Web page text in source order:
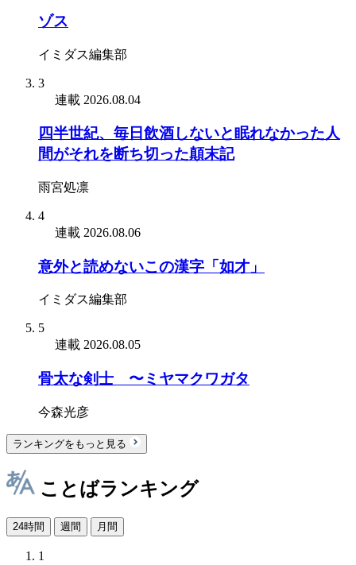
ゾス
イミダス編集部
3
連載 2026.08.04
四半世紀、毎日飲酒しないと眠れなかった人
間がそれを断ち切った顛末記
雨宮処凛
4
連載 2026.08.06
意外と読めないこの漢字「如才」
イミダス編集部
5
連載 2026.08.05
骨太な剣士 〜ミヤマクワガタ
今森光彦
ランキングをもっと見る
ことばランキング
24時間 週間 月間
1